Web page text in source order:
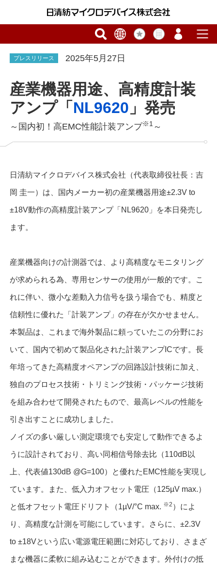
プレスリリース 2025年5月27日
産業機器用途、高精度計装
アンプ「 NL9620 」発売
～国内初！高EMC性能計装アンプ※1 ～
日清紡マイクロデバイス株式会社（代表取締役社長：吉
岡 圭一）は、国内メーカー初の産業機器用途±2.3V to
±18V動作の高精度計装アンプ「NL9620」を本日発売し
ます。
産業機器向けの計測器では、より高精度なモニタリング
が求められる為、専用センサーの使用が一般的です。こ
れに伴い、微小な差動入力信号を扱う場合でも、精度と
信頼性に優れた「計装アンプ」の存在が欠かせません。
本製品は、これまで海外製品に頼っていたこの分野にお
いて、国内で初めて製品化された計装アンプICです。長
年培ってきた高精度オペアンプの回路設計技術に加え、
独自のプロセス技術・トリミング技術・パッケージ技術
を組み合わせて開発されたもので、最高レベルの性能を
引き出すことに成功しました。
ノイズの多い厳しい測定環境でも安定して動作できるよ
うに設計されており、高い同相信号除去比（110dB以
上、代表値130dB @G=100）と優れたEMC性能を実現し
ています。また、低入力オフセット電圧（125µV max.）
と低オフセット電圧ドリフト（1µV/°C max. ※2 ）によ
り、高精度な計測を可能にしています。さらに、±2.3V
to ±18Vという広い電源電圧範囲に対応しており、さまざ
まな機器に柔軟に組み込むことができます。外付けの抵